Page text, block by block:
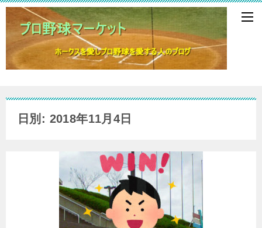
日別: 2018年11月4日